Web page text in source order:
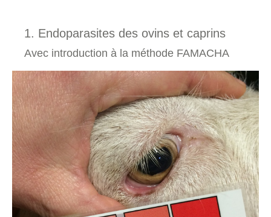
1. Endoparasites des ovins et caprins
Avec introduction à la méthode FAMACHA